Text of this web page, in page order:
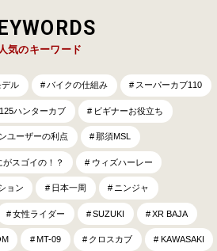
人気のキーワード
デル バイクの仕組み スーパーカブ110
ハンターカブ ビギナーお役立ち
ユーザーの利点 那須MSL
スゴイの！？ ウィズハーレー
ョン 日本一周 ニンジャ
女性ライダー SUZUKI XR BAJA
MT-09 クロスカブ KAWASAKI